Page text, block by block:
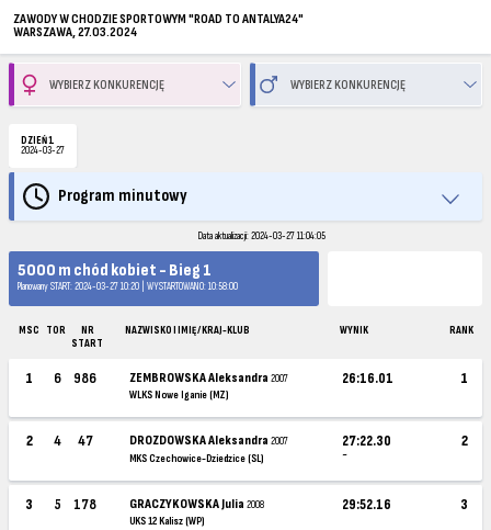
ZAWODY W CHODZIE SPORTOWYM "ROAD TO ANTALYA24"
WARSZAWA, 27.03.2024
DZIEŃ 1
2024-03-27
Program minutowy
Data aktualizacji: 2024-03-27 11:04:05
5000 m chód kobiet - Bieg 1
Planowany START: 2024-03-27 10:20 | WYSTARTOWANO: 10:58:00
MSC TOR
NR
START
NAZWISKO I IMIĘ / KRAJ-KLUB WYNIK RANK
1 6 986 ZEMBROWSKA Aleksandra2007
WLKS Nowe Iganie (MZ)
26:16.01 1
2 4 47 DROZDOWSKA Aleksandra2007
MKS Czechowice-Dziedzice (SL)
27:22.30
~
2
3 5 178 GRACZYKOWSKA Julia2008
UKS 12 Kalisz (WP)
29:52.16 3